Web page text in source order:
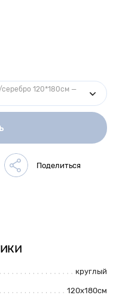
серебро 120*180см —
круглый
120x180см